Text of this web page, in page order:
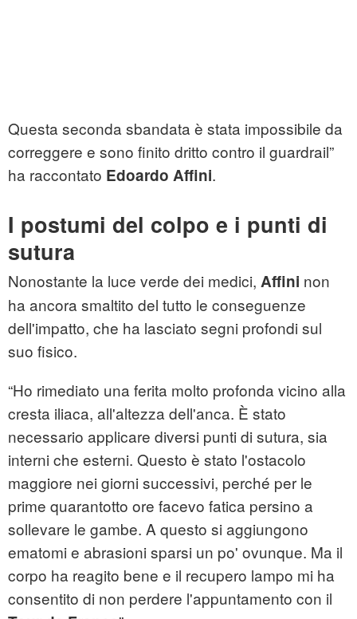
Questa seconda sbandata è stata impossibile da
correggere e sono finito dritto contro il guardrail”
ha raccontato Edoardo Affini.
I postumi del colpo e i punti di
sutura
Nonostante la luce verde dei medici, Affini non
ha ancora smaltito del tutto le conseguenze
dell'impatto, che ha lasciato segni profondi sul
suo fisico.
“Ho rimediato una ferita molto profonda vicino alla
cresta iliaca, all'altezza dell'anca. È stato
necessario applicare diversi punti di sutura, sia
interni che esterni. Questo è stato l'ostacolo
maggiore nei giorni successivi, perché per le
prime quarantotto ore facevo fatica persino a
sollevare le gambe. A questo si aggiungono
ematomi e abrasioni sparsi un po' ovunque. Ma il
corpo ha reagito bene e il recupero lampo mi ha
consentito di non perdere l'appuntamento con il